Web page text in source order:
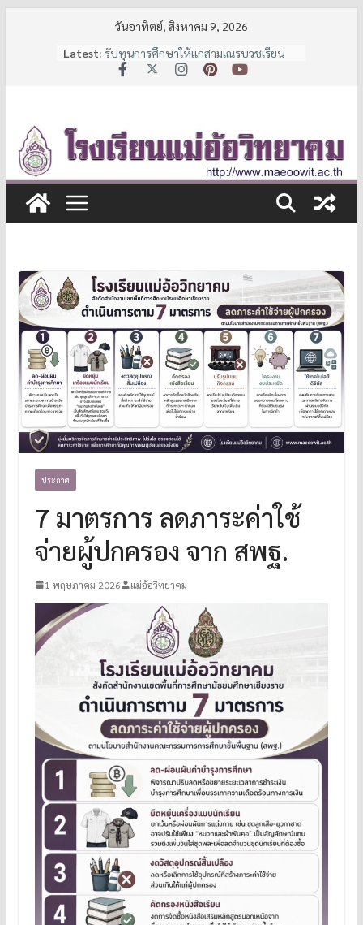
วันอาทิตย์, สิงหาคม 9, 2026
Latest: รับทุนการศึกษาให้แก่สามเณรบวชเรียน
และนักเรียนช่วยเหลือผู้ด้อยโอกาส
ประกาศรายชื่อนักเรียนชั้น ม.1 และ ม.4 ปี
การศึกษา 2569
ประกาศ
7 มาตรการ ลดภาระค่าใช้
จ่ายผู้ปกครอง จาก สพฐ.
1 พฤษภาคม 2026 แม่อ้อวิทยาคม